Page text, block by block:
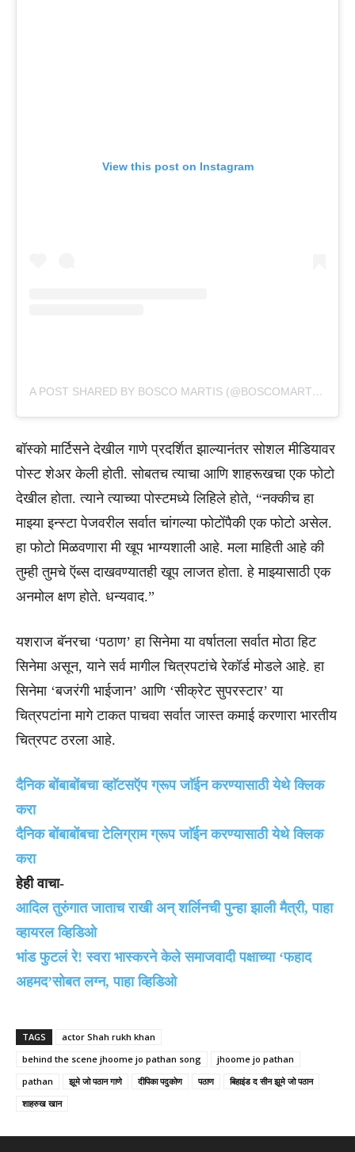
View this post on Instagram
A POST SHARED BY BOSCO MARTIS (@BOSCOMARTIS)
बॉस्को मार्टिसने देखील गाणे प्रदर्शित झाल्यानंतर सोशल मीडियावर
पोस्ट शेअर केली होती. सोबतच त्याचा आणि शाहरूखचा एक फोटो
देखील होता. त्याने त्याच्या पोस्टमध्ये लिहिले होते, “नक्कीच हा
माझ्या इन्स्टा पेजवरील सर्वात चांगल्या फोटोंपैकी एक फोटो असेल.
हा फोटो मिळवणारा मी खूप भाग्यशाली आहे. मला माहिती आहे की
तुम्ही तुमचे ऍब्स दाखवण्यातही खूप लाजत होता. हे माझ्यासाठी एक
अनमोल क्षण होते. धन्यवाद.”
यशराज बॅनरचा ‘पठाण’ हा सिनेमा या वर्षातला सर्वात मोठा हिट
सिनेमा असून, याने सर्व मागील चित्रपटांचे रेकॉर्ड मोडले आहे. हा
सिनेमा ‘बजरंगी भाईजान’ आणि ‘सीक्रेट सुपरस्टार’ या
चित्रपटांना मागे टाकत पाचवा सर्वात जास्त कमाई करणारा भारतीय
चित्रपट ठरला आहे.
दैनिक बाेंबाबाेंबचा व्हाॅटसऍप ग्रूप जाॅईन करण्यासाठी येथे क्लिक
करा
दैनिक बाेंबाबाेंबचा टेलिग्राम ग्रूप जाॅईन करण्यासाठी येथे क्लिक
करा
हेही वाचा-
आदिल तुरुंगात जाताच राखी अन् शर्लिनची पुन्हा झाली मैत्री, पाहा
व्हायरल व्हिडिओ
भांड फुटलं रे! स्वरा भास्करने केले समाजवादी पक्षाच्या ‘फहाद
अहमद’साेबत लग्न, पाहा व्हिडिओ
TAGS
actor Shah rukh khan
behind the scene jhoome jo pathan song
jhoome jo pathan
pathan
झूमे जो पठान गाणे दीपिका पदुकोण पठाण
बिहाइंड द सीन झूमे जो पठान
शाहरुख खान